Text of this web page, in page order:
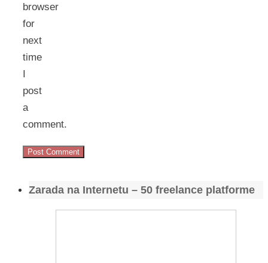
browser
for
next
time
I
post
a
comment.
Zarada na Internetu – 50 freelance platforme